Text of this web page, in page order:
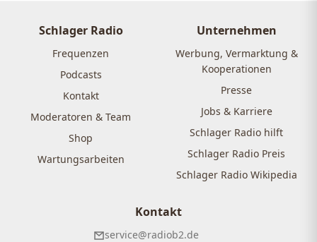
Schlager Radio
Frequenzen
Podcasts
Kontakt
Moderatoren & Team
Shop
Wartungsarbeiten
Unternehmen
Werbung, Vermarktung &
Kooperationen
Presse
Jobs & Karriere
Schlager Radio hilft
Schlager Radio Preis
Schlager Radio Wikipedia
Kontakt
service@radiob2.de